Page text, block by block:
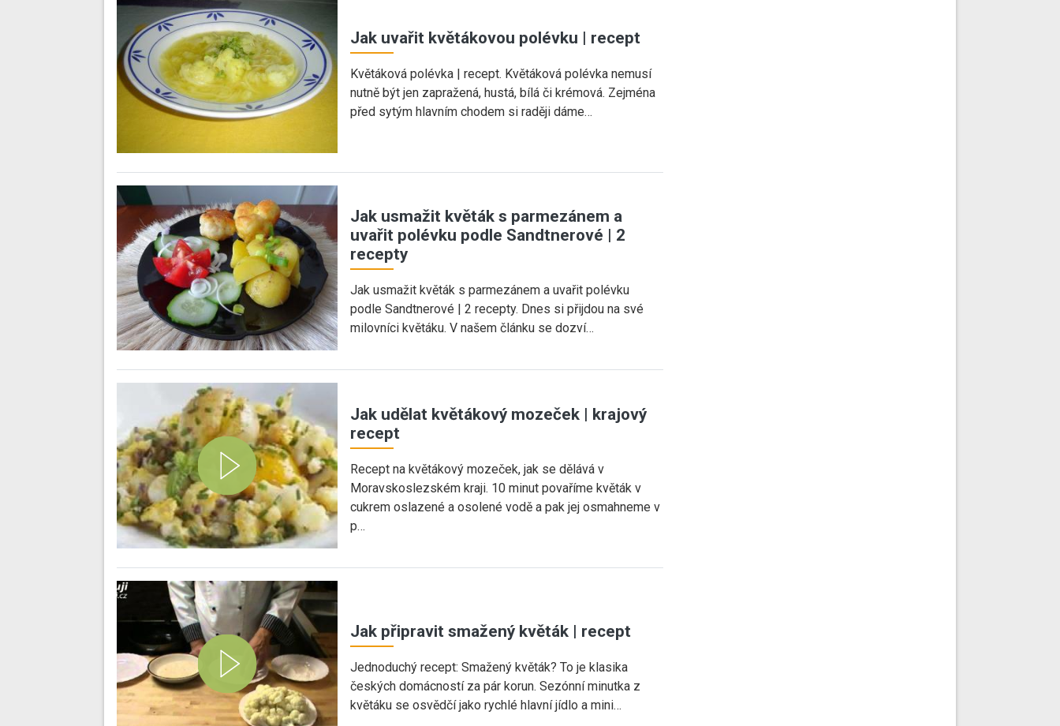
Jak uvařit květákovou polévku | recept
Květáková polévka | recept. Květáková polévka nemusí
nutně být jen zapražená, hustá, bílá či krémová. Zejména
před sytým hlavním chodem si raději dáme…
Jak usmažit květák s parmezánem a
uvařit polévku podle Sandtnerové | 2
recepty
Jak usmažit květák s parmezánem a uvařit polévku
podle Sandtnerové | 2 recepty. Dnes si přijdou na své
milovníci květáku. V našem článku se dozví…
Jak udělat květákový mozeček | krajový
recept
Recept na květákový mozeček, jak se dělává v
Moravskoslezském kraji. 10 minut povaříme květák v
cukrem oslazené a osolené vodě a pak jej osmahneme v
p…
Jak připravit smažený květák | recept
Jednoduchý recept: Smažený květák? To je klasika
českých domácností za pár korun. Sezónní minutka z
květáku se osvědčí jako rychlé hlavní jídlo a mini…